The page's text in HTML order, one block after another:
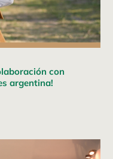
con
argentina!